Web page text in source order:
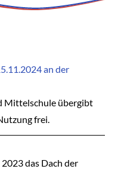
an der
Mittelschule übergibt
frei.
das Dach der